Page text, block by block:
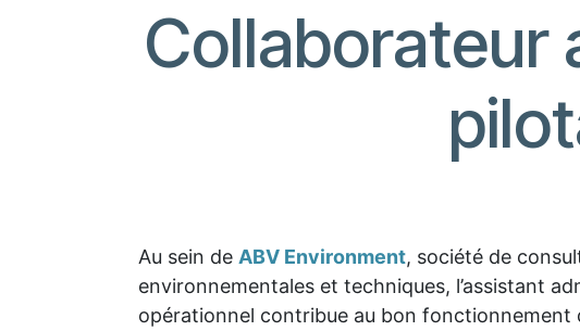
Collaborateur
Au sein de ABV Environment, société de
environnementales et techniques, l’assistant
opérationnel contribue au bon fonctionnement